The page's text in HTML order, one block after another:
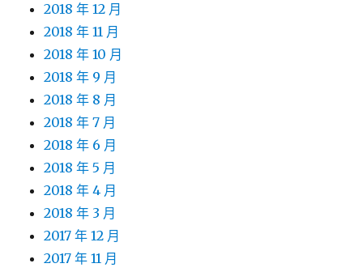
2018 年 12 月
2018 年 11 月
2018 年 10 月
2018 年 9 月
2018 年 8 月
2018 年 7 月
2018 年 6 月
2018 年 5 月
2018 年 4 月
2018 年 3 月
2017 年 12 月
2017 年 11 月